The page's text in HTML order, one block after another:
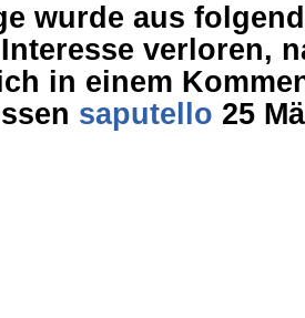
wurde aus
verloren,
in einem
saputello 25